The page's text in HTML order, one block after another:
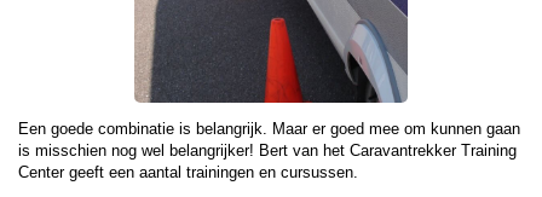
Een goede combinatie is belangrijk. Maar er goed mee om kunnen gaan
is misschien nog wel belangrijker! Bert van het Caravantrekker Training
Center geeft een aantal trainingen en cursussen.